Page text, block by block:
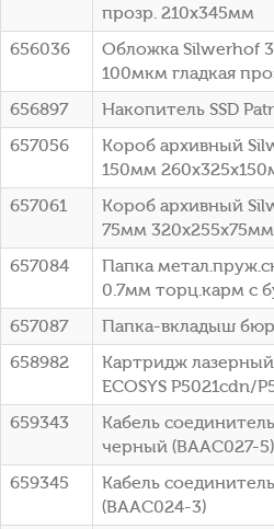
прозр. 210x345мм
656036
Обложка Silwerhof
100мкм гладкая
656897
Накопитель SSD
657056
Короб архивный
150мм
657061
Короб архивный
75мм
657084
Папка
0.7мм торц.карм с
657087
Папка-вкладыш
658982
Картридж лазерный
ECOSYS P5021cdn/
659343
Кабель
черный (BAAC027-5)
659345
Кабель
(BAAC024-3)